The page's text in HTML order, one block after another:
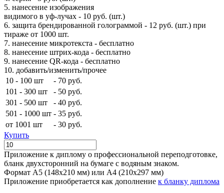
5. нанесение изображения
видимого в уф-лучах - 10 руб. (шт.)
6. защита брендированной голограммой - 12 руб. (шт.) при
тираже от 1000 шт.
7. нанесение микротекста - бесплатно
8. нанесение штрих-кода - бесплатно
9. нанесение QR-кода - бесплатно
10. добавить/изменить/прочее
10 - 100 шт
- 70 руб.
101 - 300 шт
- 50 руб.
301 - 500 шт
- 40 руб.
501 - 1000 шт - 35 руб.
от 1001 шт
- 30 руб.
Купить
Приложение к диплому о профессиональной переподготовке,
бланк двухсторонний на бумаге с водяным знаком.
Формат А5 (148х210 мм) или А4 (210х297 мм)
Приложение приобретается как дополнение к бланку диплома